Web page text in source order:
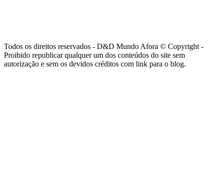
Todos os direitos reservados - D&D Mundo Afora © Copyright -
Proibido republicar qualquer um dos conteúdos do site sem
autorização e sem os devidos créditos com link para o blog.